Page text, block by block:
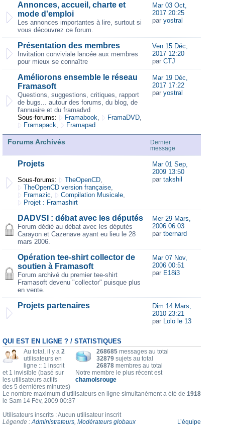
Annonces, accueil, charte et
mode d'emploi
Les annonces importantes à lire, surtout si
vous découvrez ce forum.
Mar 03 Oct,
2017 20:25
par yostral
Présentation des membres
Invitation conviviale lancée aux membres
pour mieux se connaître
Ven 15 Déc,
2017 12:20
par CTJ
Améliorons ensemble le réseau
Framasoft
Questions, suggestions, critiques, rapport
de bugs... autour des forums, du blog, de
l'annuaire et du framadvd
Sous-forums:
Framabook, FramaDVD,
Framapack, Framapad
Mar 19 Déc,
2017 17:22
par yostral
Forums Archivés
Dernier
message
Projets
Sous-forums: TheOpenCD,
TheOpenCD version française,
Framazic, Compilation Musicale,
Projet : Framashirt
Mar 01 Sep,
2009 13:50
par takshil
DADVSI : débat avec les députés
Forum dédié au débat avec les députés
Carayon et Cazenave ayant eu lieu le 28
mars 2006.
Mer 29 Mars,
2006 06:03
par tbernard
Opération tee-shirt collector de
soutien à Framasoft
Forum archivé du premier tee-shirt
Framasoft devenu "collector" puisque plus
en vente.
Mar 07 Nov,
2006 00:51
par E18i3
Projets partenaires
Dim 14 Mars,
2010 23:21
par Lolo le 13
QUI EST EN LIGNE ? / STATISTIQUES
268685 messages au total
32879 sujets au total
26878 membres au total
Notre membre le plus récent est
chamoisrouge
Au total, il y a 2
utilisateurs en
ligne :: 1 inscrit
et 1 invisible (basé sur
les utilisateurs actifs
des 5 dernières minutes)
Le nombre maximum d’utilisateurs en ligne simultanément a été de 1918
le Sam 14 Fév, 2009 00:37
Utilisateurs inscrits : Aucun utilisateur inscrit
Légende :Administrateurs, Modérateurs globaux L’équipe